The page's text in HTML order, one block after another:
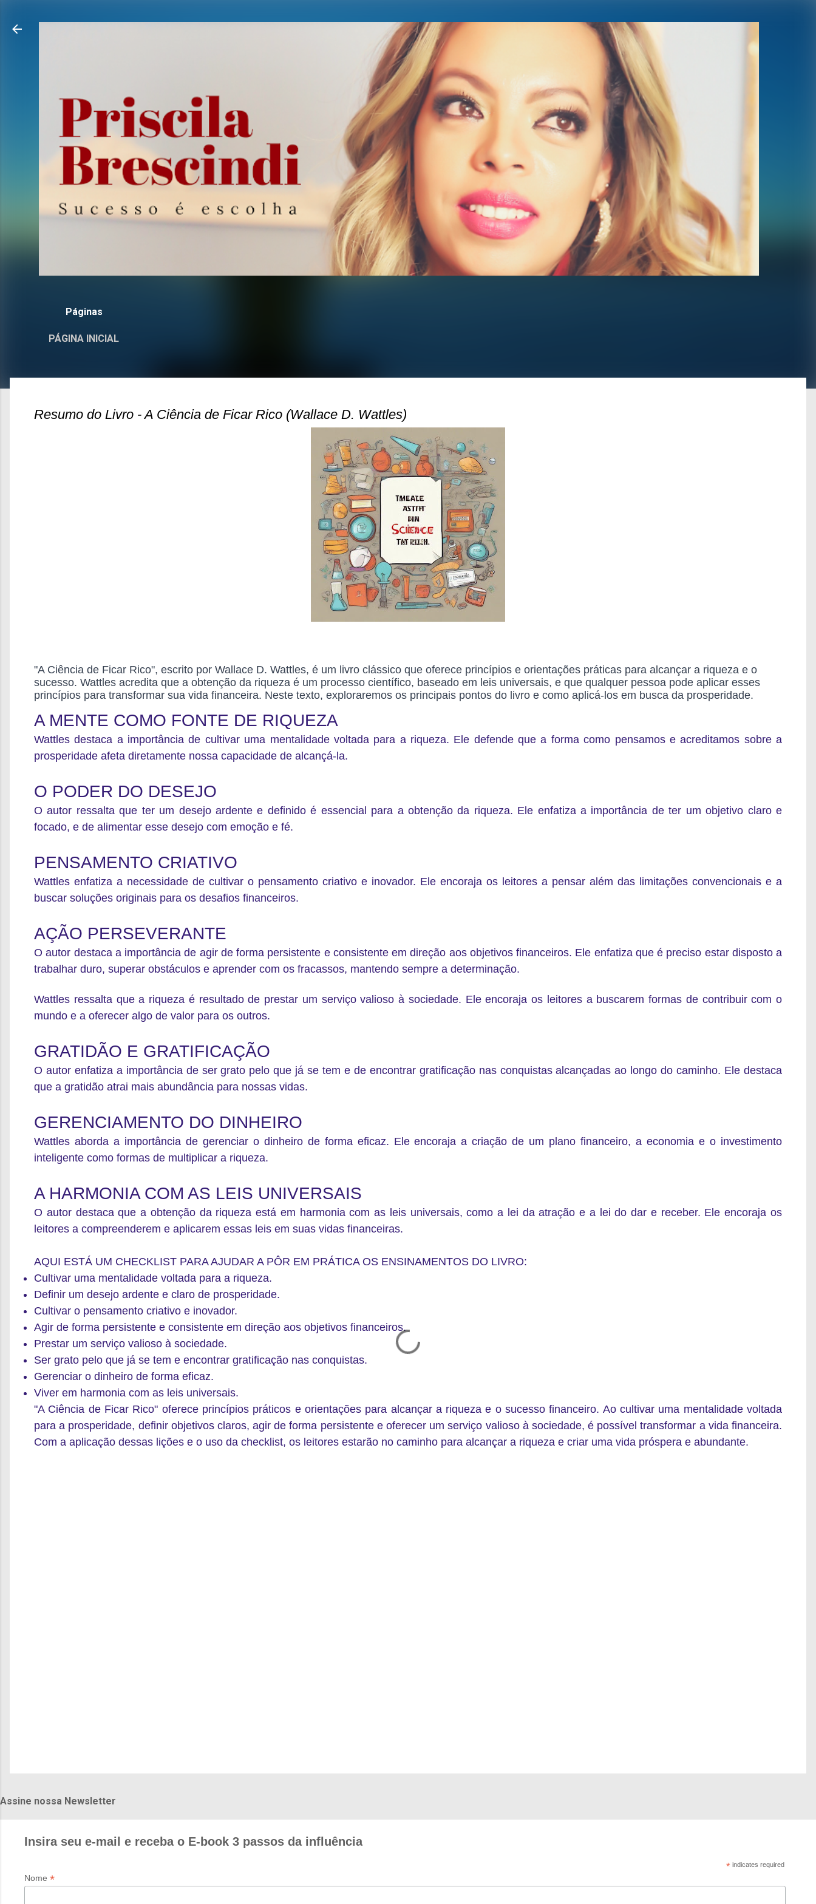
Páginas
PÁGINA INICIAL
Resumo do Livro - A Ciência de Ficar Rico (Wallace D. Wattles)
"A Ciência de Ficar Rico", escrito por Wallace D. Wattles, é um livro clássico que oferece princípios e orientações práticas para alcançar a riqueza e o
sucesso. Wattles acredita que a obtenção da riqueza é um processo científico, baseado em leis universais, e que qualquer pessoa pode aplicar esses
princípios para transformar sua vida financeira. Neste texto, exploraremos os principais pontos do livro e como aplicá-los em busca da prosperidade.
A MENTE COMO FONTE DE RIQUEZA
Wattles destaca a importância de cultivar uma mentalidade voltada para a riqueza. Ele defende que a forma como pensamos e acreditamos sobre a
prosperidade afeta diretamente nossa capacidade de alcançá-la.
O PODER DO DESEJO
O autor ressalta que ter um desejo ardente e definido é essencial para a obtenção da riqueza. Ele enfatiza a importância deter um objetivo claro e
focado, e de alimentar esse desejo com emoção e fé.
PENSAMENTO CRIATIVO
Wattles enfatiza a necessidade de cultivar o pensamento criativo e inovador. Ele encoraja os leitores a pensar além das limitações convencionais e a
buscar soluções originais para os desafios financeiros.
AÇÃO PERSEVERANTE
O autor destaca a importância de agir de forma persistente e consistente em direção aos objetivos financeiros. Ele enfatiza que é preciso estar disposto a
trabalhar duro, superar obstáculos e aprender com os fracassos, mantendo sempre a determinação.
Wattles ressalta que a riqueza é resultado de prestar um serviço valioso à sociedade. Ele encoraja os leitores a buscarem formas de contribuir com o
mundo e a oferecer algo de valor para os outros.
GRATIDÃO E GRATIFICAÇÃO
O autor enfatiza a importância de ser grato pelo que já se tem e de encontrar gratificação nas conquistas alcançadas ao longo do caminho. Ele destaca
que a gratidão atrai mais abundância para nossas vidas.
GERENCIAMENTO DO DINHEIRO
Wattles aborda a importância de gerenciar o dinheiro de forma eficaz. Ele encoraja acriação de um plano financeiro, a economia e o investimento
inteligente como formas de multiplicar a riqueza.
A HARMONIA COM AS LEIS UNIVERSAIS
O autor destaca que a obtenção da riqueza está em harmonia com as leis universais, como a lei da atração e a lei do dar e receber. Ele encoraja os
leitores a compreenderem e aplicarem essas leis em suas vidas financeiras.
AQUI ESTÁ UM CHECKLIST PARA AJUDAR A PÔR EM PRÁTICA OS ENSINAMENTOS DO LIVRO:
Cultivar uma mentalidade voltada para a riqueza.
Definir um desejo ardente e claro de prosperidade.
Cultivar o pensamento criativo e inovador.
Agir de forma persistente e consistente em direção aos objetivos financeiros.
Prestar um serviço valioso à sociedade.
Ser grato pelo que já se tem e encontrar gratificação nas conquistas.
Gerenciar o dinheiro de forma eficaz.
Viver em harmonia com as leis universais.
"A Ciência de Ficar Rico" oferece princípios práticos e orientações para alcançar a riqueza e o sucesso financeiro. Ao cultivar uma mentalidade voltada
para a prosperidade, definir objetivos claros, agir de forma persistente e oferecer um serviço valioso à sociedade, é possível transformar a vida financeira.
Com a aplicação dessas lições e o uso da checklist, os leitores estarão no caminho para alcançar a riqueza e criar uma vida próspera e abundante.
Assine nossa Newsletter
Insira seu e-mail e receba o E-book 3 passos da influência
*indicates required
Nome*